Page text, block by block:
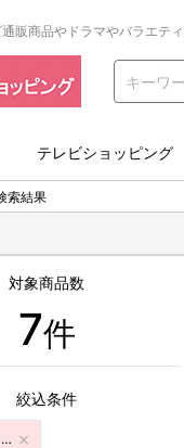
販商品やドラマやバラエテ
テレビショッピング
索結果
対象商品数
7件
絞込条件
ジュエリー・ファッション